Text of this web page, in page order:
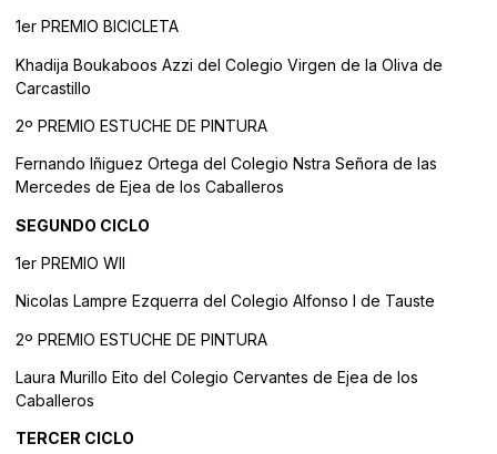
1er PREMIO BICICLETA
Khadija Boukaboos Azzi del Colegio Virgen de la Oliva de
Carcastillo
2º PREMIO ESTUCHE DE PINTURA
Fernando Iñiguez Ortega del Colegio Nstra Señora de las
Mercedes de Ejea de los Caballeros
SEGUNDO CICLO
1er PREMIO WII
Nicolas Lampre Ezquerra del Colegio Alfonso I de Tauste
2º PREMIO ESTUCHE DE PINTURA
Laura Murillo Eito del Colegio Cervantes de Ejea de los
Caballeros
TERCER CICLO